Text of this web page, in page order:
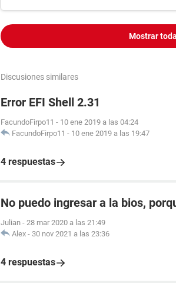
Mostrar
Discusiones similares
Error EFI Shell 2.31
FacundoFirpo11 - 10 ene 2019 a las 04:24
FacundoFirpo11 - 10 ene 2019 a las 19:47
4 respuestas
No puedo ingresar a la bios,
Julian - 28 mar 2020 a las 21:49
Alex - 30 nov 2021 a las 23:36
4 respuestas